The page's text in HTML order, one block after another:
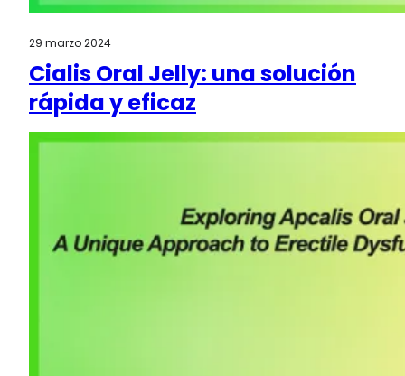
29 marzo 2024
Cialis Oral Jelly: una solución
rápida y eficaz